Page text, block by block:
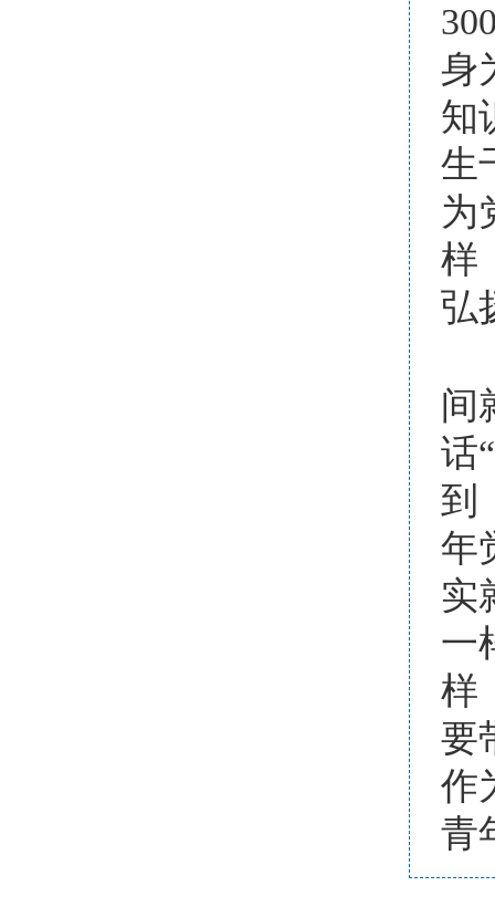
身
知
生
为
样
弘
间
话
到
年
实
一
样
要
作
青